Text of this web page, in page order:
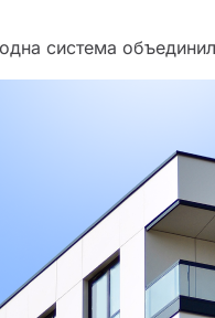
система